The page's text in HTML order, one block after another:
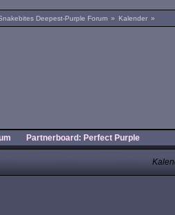
Deepest-Purple Forum » Kalender »
Partnerboard: Perfect Purple